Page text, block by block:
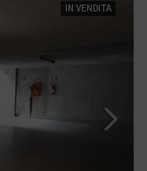
IN VENDITA